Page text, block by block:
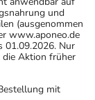
und
(ausgenommen
www.aponeo.de
01.09.2026. Nur
die Aktion früher
mit